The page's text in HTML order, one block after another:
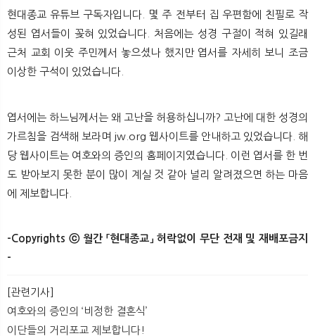
현대종교 유튜브 구독자입니다. 몇 주 전부터 집 우편함에 친필로 작
성된 엽서들이 꽂혀 있었습니다. 처음에는 성경 구절이 적혀 있길래
근처 교회 이웃 주민께서 놓으셨나 했지만 엽서를 자세히 보니 조금
이상한 구석이 있었습니다.
엽서에는 하느님께서는 왜 고난을 허용하십니까? 고난에 대한 성경의
가르침을 검색해 보라며 jw.org 웹사이트를 안내하고 있었습니다. 해
당 웹사이트는 여호와의 증인의 홈페이지였습니다. 이런 엽서를 한 번
도 받아보지 못한 분이 많이 계실 것 같아 널리 알려졌으면 하는 마음
에 제보합니다.
-Copyrights ⓒ 월간 「현대종교」 허락없이 무단 전재 및 재배포금지
-​
[관련기사]
여호와의 증인의 ‘비정한 결혼식’
이단들의 거리포교 제보합니다!